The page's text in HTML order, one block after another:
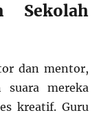
Sekolah
dan mentor,
suara mereka
kreatif. Guru